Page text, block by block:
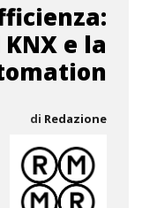
e la
di Redazione